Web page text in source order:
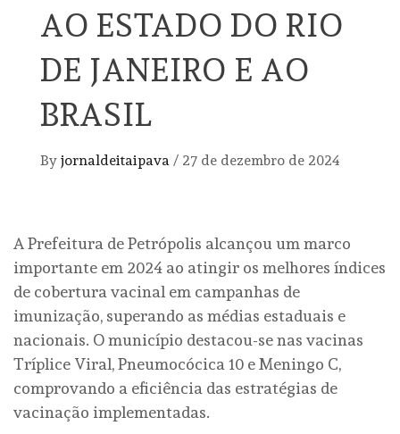
AO ESTADO DO RIO
DE JANEIRO E AO
BRASIL
By jornaldeitaipava / 27 de dezembro de 2024
A Prefeitura de Petrópolis alcançou um marco
importante em 2024 ao atingir os melhores índices
de cobertura vacinal em campanhas de
imunização, superando as médias estaduais e
nacionais. O município destacou-se nas vacinas
Tríplice Viral, Pneumocócica 10 e Meningo C,
comprovando a eficiência das estratégias de
vacinação implementadas.